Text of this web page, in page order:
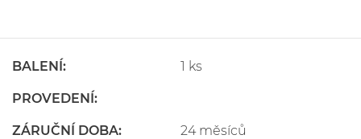
BALENÍ: 1 ks
PROVEDENÍ:
ZÁRUČNÍ DOBA: 24 měsíců